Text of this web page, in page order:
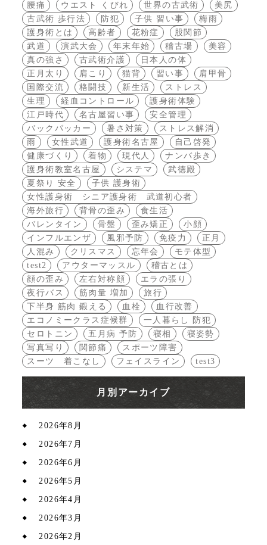
腰痛
ウエスト くびれ 世界の古武術
美尻
古武術 歩行法
防犯 子供 習い事
梅雨
護身術とは
高齢者 花粉症
股関節
武道
演武大会 年末年始 稽古場
美容
真の強さ
古武術介護
日本人の体
正月太り
肩こり 猫背 習い事
肩甲骨
国際交流
格闘技 新生活
ストレス
生理
経血コントロール
護身術体験
江戸時代
名古屋習い事
安全管理
バックパッカー
暑さ対策
ストレス解消
雨
女性武道 護身術名古屋
自己啓発
健康づくり
着物 現代人
ナンバ歩き
護身術教室名古屋
システマ
武徳殿
夏祭り 安全
子供 護身術
女性護身術 シニア護身術 武道初心者
海外旅行
背骨の歪み
食生活
バレンタイン
骨盤 歪み矯正
小顔
インフルエンザ
風邪予防 免疫力
正月
人混み
クリスマス 忘年会
モテ体型
test2
アウターマッスル
稽古とは
顔の歪み
左右対称顔
エラの張り
夜行バス
筋肉量 増加
旅行
下半身 筋肉 鍛える
血栓
血行改善
エコノミークラス症候群
一人暮らし 防犯
セロトニン
五月病 予防 寝相
寝姿勢
写真写り
関節痛
スポーツ障害
スーツ 着こなし
フェイスライン test3
月別アーカイブ
2026年8月
2026年7月
2026年6月
2026年5月
2026年4月
2026年3月
2026年2月